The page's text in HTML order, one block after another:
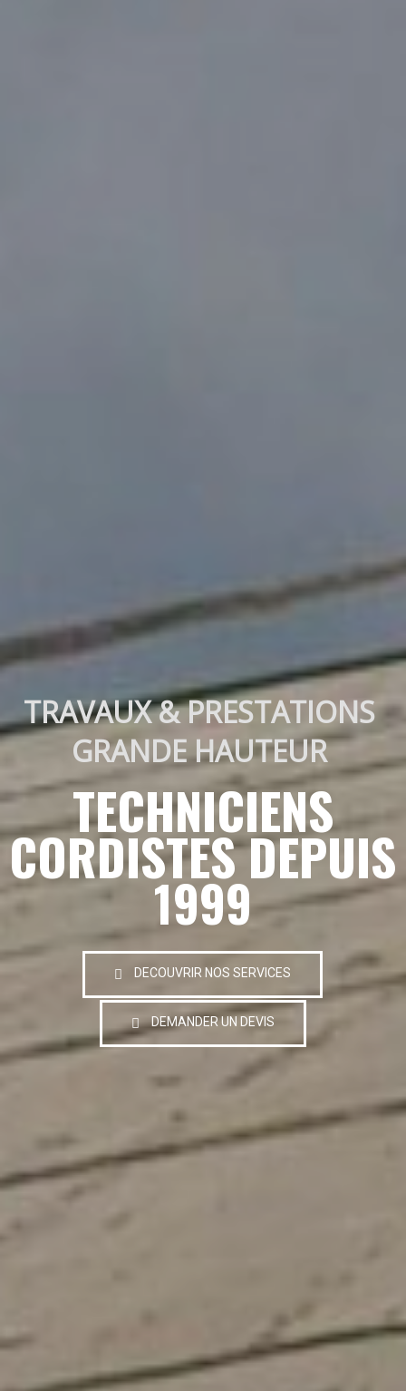
TRAVAUX & PRESTATIONS
GRANDE HAUTEUR
TECHNICIENS
CORDISTES DEPUIS
1999
DECOUVRIR NOS SERVICES
DEMANDER UN DEVIS